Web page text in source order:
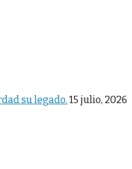
su legado. 15 julio, 2026